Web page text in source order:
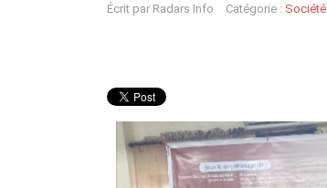
Écrit par Radars Info Catégorie : Société